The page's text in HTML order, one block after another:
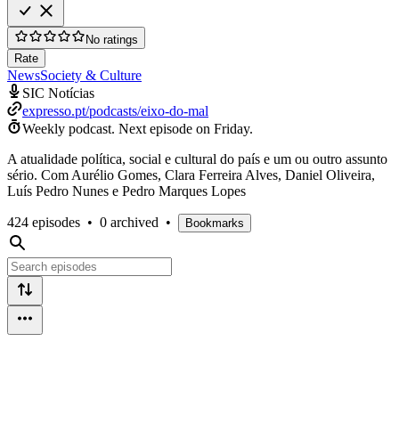
No ratings
Rate
NewsSociety & Culture
SIC Notícias
expresso.pt/podcasts/eixo-do-mal
Weekly podcast. Next episode on Friday.
A atualidade política, social e cultural do país e um ou outro assunto
sério. Com Aurélio Gomes, Clara Ferreira Alves, Daniel Oliveira,
Luís Pedro Nunes e Pedro Marques Lopes
424 episodes • 0 archived • Bookmarks